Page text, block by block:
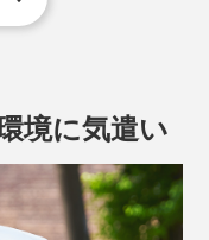
に気をつけて！〜」
境に気遣い